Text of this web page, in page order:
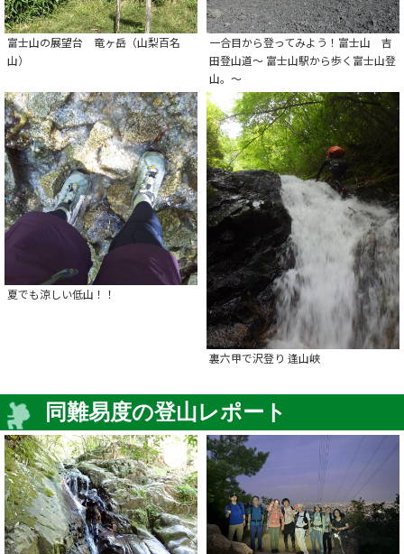
富士山の展望台 竜ヶ岳（山梨百名
山）
一合目から登ってみよう！富士山 吉
田登山道～ 富士山駅から歩く富士山登
山。～
夏でも涼しい低山！！
裏六甲で沢登り 逢山峡
同難易度の登山レポート